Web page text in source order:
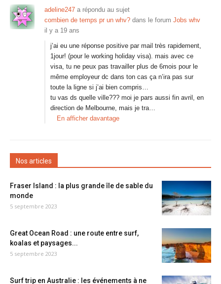
adeline247 a répondu au sujet
combien de temps pr un whv? dans le forum Jobs whv
il y a 19 ans
j’ai eu une réponse positive par mail très rapidement,
1jour! (pour le working holiday visa). mais avec ce
visa, tu ne peux pas travailler plus de 6mois pour le
même employeur dc dans ton cas ça n’ira pas sur
toute la ligne si j’ai bien compris…
tu vas ds quelle ville??? moi je pars aussi fin avril, en
direction de Melbourne, mais je tra…
En afficher davantage
Nos articles
Fraser Island : la plus grande île de sable du
monde
5 septembre 2023
Great Ocean Road : une route entre surf,
koalas et paysages...
5 septembre 2023
Surf trip en Australie : les événements à ne